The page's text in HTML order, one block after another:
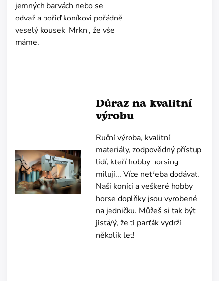
jemných barvách nebo se
odvaž a pořiď koníkovi pořádně
veselý kousek! Mrkni, že vše
máme.
Důraz na kvalitní
výrobu
Ruční výroba, kvalitní
materiály, zodpovědný přístup
lidí, kteří hobby horsing
milují... Více netřeba dodávat.
Naši koníci a veškeré hobby
horse doplňky jsou vyrobené
na jedničku. Můžeš si tak být
jistá/ý, že ti parťák vydrží
několik let!